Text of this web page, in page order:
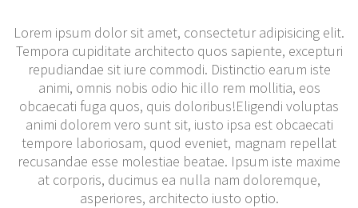
Lorem ipsum dolor sit amet, consectetur adipisicing elit.
Tempora cupiditate architecto quos sapiente, excepturi
repudiandae sit iure commodi. Distinctio earum iste
animi, omnis nobis odio hic illo rem mollitia, eos
obcaecati fuga quos, quis doloribus!Eligendi voluptas
animi dolorem vero sunt sit, iusto ipsa est obcaecati
tempore laboriosam, quod eveniet, magnam repellat
recusandae esse molestiae beatae. Ipsum iste maxime
at corporis, ducimus ea nulla nam doloremque,
asperiores, architecto iusto optio.